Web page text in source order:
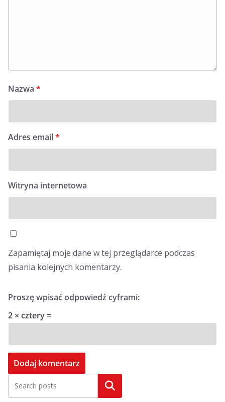
Nazwa *
Adres email*
Witryna internetowa
Zapamiętaj moje dane w tej przeglądarce podczas
pisania kolejnych komentarzy.
Proszę wpisać odpowiedź cyframi:
2 × cztery =
Szukaj